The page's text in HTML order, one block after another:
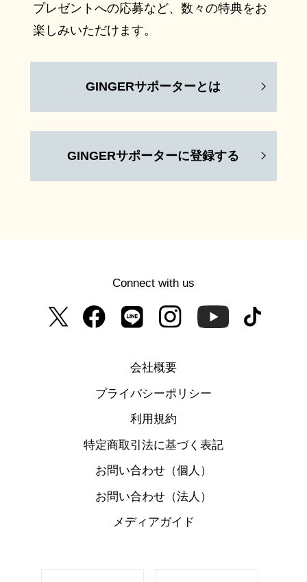
プレゼントへの応募など、数々の特典をお
楽しみいただけます。
GINGERサポーターとは
GINGERサポーターに登録する
Connect with us
会社概要
プライバシーポリシー
利用規約
特定商取引法に基づく表記
お問い合わせ（個人）
お問い合わせ（法人）
メディアガイド